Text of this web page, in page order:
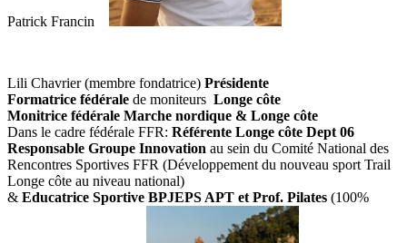
Patrick Francin
Lili Chavrier (membre fondatrice) Présidente
Formatrice fédérale de moniteurs Longe côte
Monitrice fédérale Marche nordique & Longe côte
Dans le cadre fédérale FFR: Référente Longe côte Dept 06
Responsable Groupe Innovation au sein du Comité National des
Rencontres Sportives FFR (Développement du nouveau sport Trail
Longe côte au niveau national)
& Educatrice Sportive BPJEPS APT et Prof. Pilates (100%